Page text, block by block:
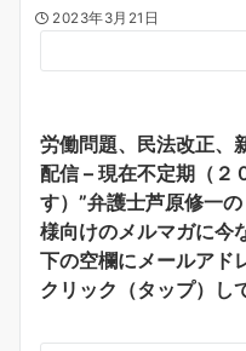
2023年3月21日
労働問題、民法改正、
配信 – 現在不定期（２
す）”弁護士芦原修一
様向けのメルマガに今
下の空欄にメールアド
クリック（タップ）し